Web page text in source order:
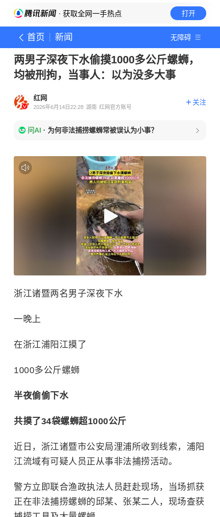
· 获取全网一手热点 打开
首页 新闻 无障碍
两男子深夜下水偷摸1000多公斤螺蛳，
均被刑拘，当事人：以为没多大事
红网
2026年6月14日22:28 湖南 红网官方账号
关注
问AI · 为何非法捕捞螺蛳常被误认为小事？
浙江诸暨两名男子深夜下水
一晚上
在浙江浦阳江摸了
1000多公斤螺蛳
半夜偷偷下水
共摸了34袋螺蛳超1000公斤
近日，浙江诸暨市公安局浬浦所收到线索，浦阳
江流域有可疑人员正从事非法捕捞活动。
警方立即联合渔政执法人员赶赴现场，当场抓获
正在非法捕捞螺蛳的邱某、张某二人，现场查获